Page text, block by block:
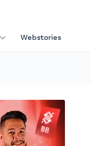
Webstories